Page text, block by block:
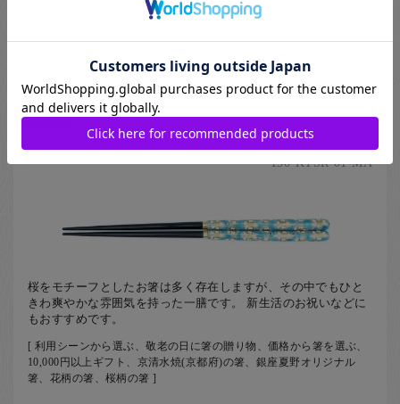
イプから選ぶ、箸ギフト、伝統工芸から選ぶ、輪島塗ギフト、ペア夫
婦箸、輪島塗（石川県）の箸 ]
23.5cm・22cm【桐箱入】 20,570円
Natsuno
京清水箸 色絵桜（大）
150-KTSR-01-MA
桜をモチーフとしたお箸は多く存在しますが、その中でもひと
きわ爽やかな雰囲気を持った一膳です。 新生活のお祝いなどに
もおすすめです。
[ 利用シーンから選ぶ、敬老の日に箸の贈り物、価格から箸を選ぶ、
10,000円以上ギフト、京清水焼(京都府)の箸、銀座夏野オリジナル
箸、花柄の箸、桜柄の箸 ]